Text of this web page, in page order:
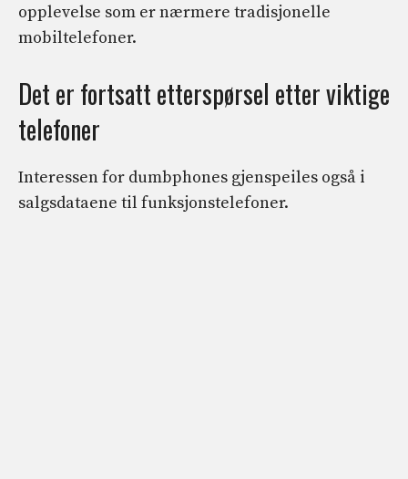
opplevelse som er nærmere tradisjonelle
mobiltelefoner.
Det er fortsatt etterspørsel etter viktige
telefoner
Interessen for dumbphones gjenspeiles også i
salgsdataene til funksjonstelefoner.